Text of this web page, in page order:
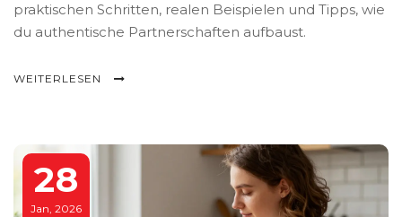
praktischen Schritten, realen Beispielen und Tipps, wie
du authentische Partnerschaften aufbaust.
WEITERLESEN
28
Jan, 2026